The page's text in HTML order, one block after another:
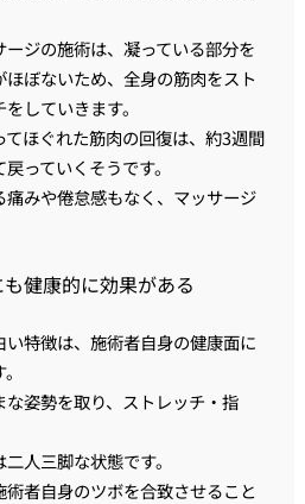
ジの施術は、凝っている部分を
ぼないため、全身の筋肉をスト
していきます。
ほぐれた筋肉の回復は、約3週間
っていくそうです。
みや倦怠感もなく、マッサージ
健康的に効果がある
特徴は、施術者自身の健康面に
姿勢を取り、ストレッチ・指
人三脚な状態です。
者自身のツボを合致させること